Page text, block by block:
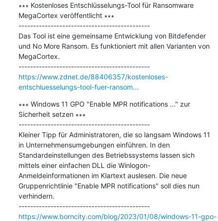
∗∗∗ Kostenloses Entschlüsselungs-Tool für Ransomware
MegaCortex veröffentlicht ∗∗∗
---------------------------------------------
Das Tool ist eine gemeinsame Entwicklung von Bitdefender
und No More Ransom. Es funktioniert mit allen Varianten von
MegaCortex.
---------------------------------------------
https://www.zdnet.de/88406357/kostenloses-
entschluesselungs-tool-fuer-ransom...
∗∗∗ Windows 11 GPO "Enable MPR notifications ..." zur
Sicherheit setzen ∗∗∗
---------------------------------------------
Kleiner Tipp für Administratoren, die so langsam Windows 11
in Unternehmensumgebungen einführen. In den
Standardeinstellungen des Betriebssystems lassen sich
mittels einer einfachen DLL die Winlogon-
Anmeldeinformationen im Klartext auslesen. Die neue
Gruppenrichtlinie "Enable MPR notifications" soll dies nun
verhindern.
---------------------------------------------
https://www.borncity.com/blog/2023/01/08/windows-11-gpo-